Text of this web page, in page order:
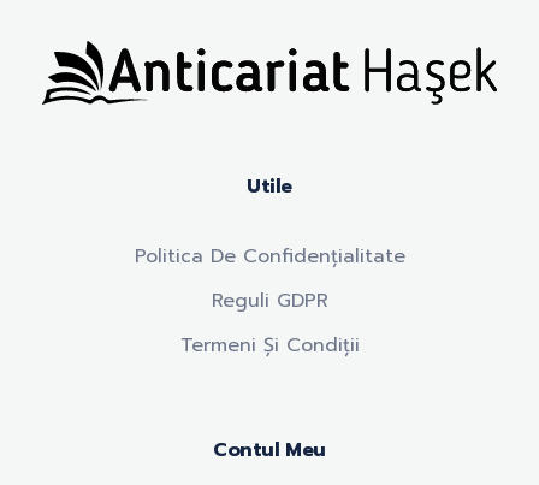
Utile
Politica De Confidențialitate
Reguli GDPR
Termeni Și Condiții
Contul Meu